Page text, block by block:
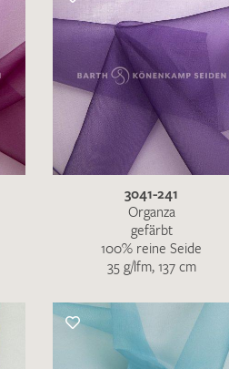
3041-241
Organza
gefärbt
100% reine Seide
35 g/lfm, 137 cm